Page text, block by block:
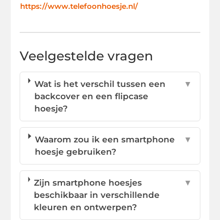
https://www.telefoonhoesje.nl/
Veelgestelde vragen
Wat is het verschil tussen een
backcover en een flipcase
hoesje?
▼
Waarom zou ik een smartphone
hoesje gebruiken?
▼
Zijn smartphone hoesjes
beschikbaar in verschillende
kleuren en ontwerpen?
▼